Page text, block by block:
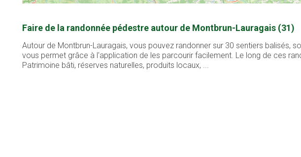
Faire de la randonnée pédestre autour de Montbrun-Lauragais (31)
Autour de Montbrun-Lauragais, vous pouvez randonner sur 30 sentiers balisés,
vous permet grâce à l'application de les parcourir facilement. Le long de ces
Patrimoine bâti, réserves naturelles, produits locaux, ...